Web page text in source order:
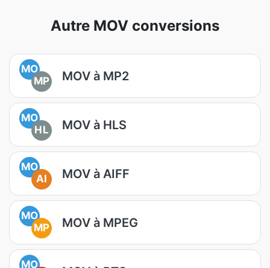
Autre MOV conversions
MO
MP
MOV à MP2
MO
HL
MOV à HLS
MO
AI
MOV à AIFF
MO
MP
MOV à MPEG
MO